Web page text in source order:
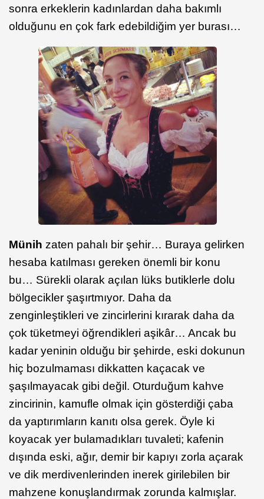
sonra erkeklerin kadınlardan daha bakımlı
olduğunu en çok fark edebildiğim yer burası…
Münih zaten pahalı bir şehir… Buraya gelirken
hesaba katılması gereken önemli bir konu
bu… Sürekli olarak açılan lüks butiklerle dolu
bölgecikler şaşırtmıyor. Daha da
zenginleştikleri ve zincirlerini kırarak daha da
çok tüketmeyi öğrendikleri aşikâr… Ancak bu
kadar yeninin olduğu bir şehirde, eski dokunun
hiç bozulmaması dikkatten kaçacak ve
şaşılmayacak gibi değil. Oturduğum kahve
zincirinin, kamufle olmak için gösterdiği çaba
da yaptırımların kanıtı olsa gerek. Öyle ki
koyacak yer bulamadıkları tuvaleti; kafenin
dışında eski, ağır, demir bir kapıyı zorla açarak
ve dik merdivenlerinden inerek girilebilen bir
mahzene konuşlandırmak zorunda kalmışlar.